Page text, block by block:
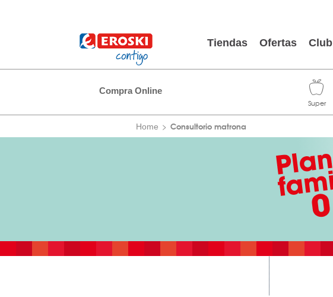
Tiendas Ofertas Club
Compra Online
Home Consultorio matrona